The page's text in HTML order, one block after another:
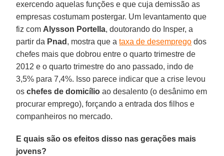
exercendo aquelas funções e que cuja demissão as
empresas costumam postergar. Um levantamento que
fiz com Alysson Portella, doutorando do Insper, a
partir da Pnad , mostra que ataxa de desemprego dos
chefes mais que dobrou entre o quarto trimestre de
2012 e o quarto trimestre do ano passado, indo de
3,5% para 7,4%. Isso parece indicar que a crise levou
oschefes de domicílio ao desalento (o desânimo em
procurar emprego), forçando a entrada dos filhos e
companheiros no mercado.
E quais são os efeitos disso nas gerações mais
jovens?